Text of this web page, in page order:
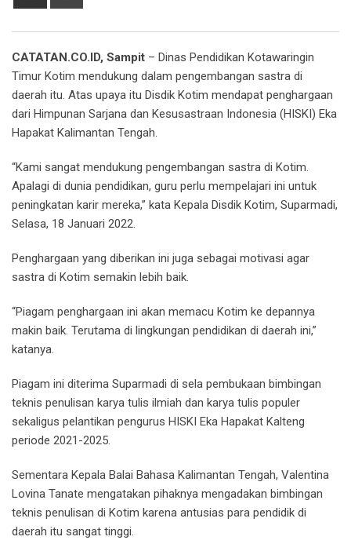
CATATAN.CO.ID, Sampit – Dinas Pendidikan Kotawaringin
Timur Kotim mendukung dalam pengembangan sastra di
daerah itu. Atas upaya itu Disdik Kotim mendapat penghargaan
dari Himpunan Sarjana dan Kesusastraan Indonesia (HISKI) Eka
Hapakat Kalimantan Tengah.
“Kami sangat mendukung pengembangan sastra di Kotim.
Apalagi di dunia pendidikan, guru perlu mempelajari ini untuk
peningkatan karir mereka,” kata Kepala Disdik Kotim, Suparmadi,
Selasa, 18 Januari 2022.
Penghargaan yang diberikan ini juga sebagai motivasi agar
sastra di Kotim semakin lebih baik.
“Piagam penghargaan ini akan memacu Kotim ke depannya
makin baik. Terutama di lingkungan pendidikan di daerah ini,”
katanya.
Piagam ini diterima Suparmadi di sela pembukaan bimbingan
teknis penulisan karya tulis ilmiah dan karya tulis populer
sekaligus pelantikan pengurus HISKI Eka Hapakat Kalteng
periode 2021-2025.
Sementara Kepala Balai Bahasa Kalimantan Tengah, Valentina
Lovina Tanate mengatakan pihaknya mengadakan bimbingan
teknis penulisan di Kotim karena antusias para pendidik di
daerah itu sangat tinggi.